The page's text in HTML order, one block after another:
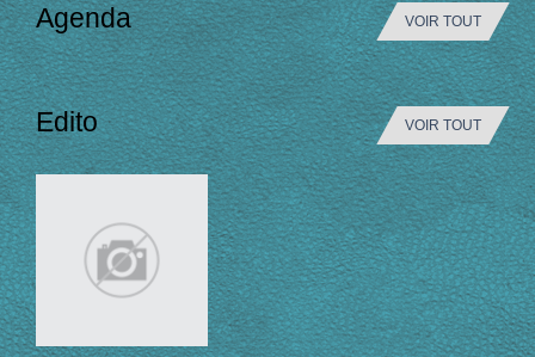
Agenda VOIR TOUT
Edito VOIR TOUT